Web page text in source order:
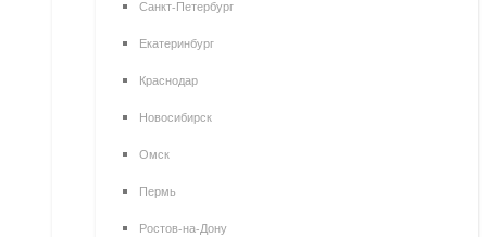
Санкт-Петербург
Екатеринбург
Краснодар
Новосибирск
Омск
Пермь
Ростов-на-Дону